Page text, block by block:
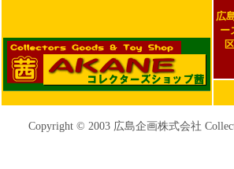
広
ー
Copyright © 2003 広島企画株式会社